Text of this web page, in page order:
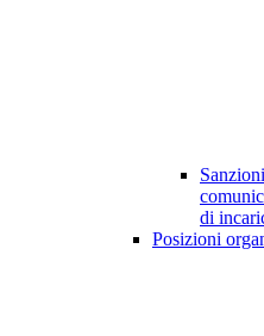
di
Posizioni